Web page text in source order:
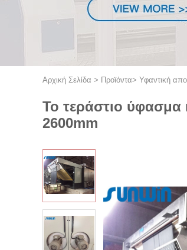
Αρχική Σελίδα > Προϊόντα> Υφαντική
Το τεράστιο ύφασμα
2600mm